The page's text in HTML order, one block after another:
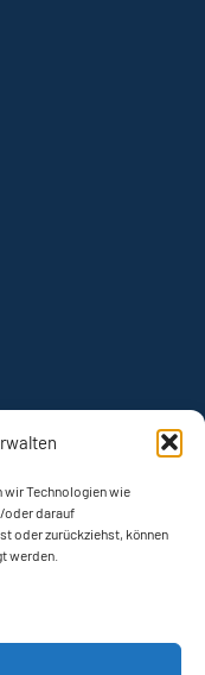
wir Technologien wie
oder darauf
oder zurückziehst, können
werden.